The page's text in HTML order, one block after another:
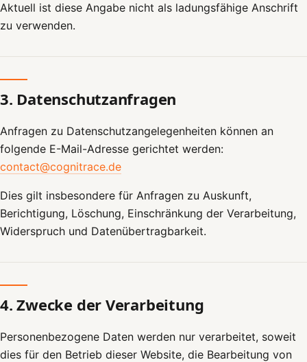
Aktuell ist diese Angabe nicht als ladungsfähige Anschrift
zu verwenden.
3. Datenschutzanfragen
Anfragen zu Datenschutzangelegenheiten können an
folgende E-Mail-Adresse gerichtet werden:
contact@cognitrace.de
Dies gilt insbesondere für Anfragen zu Auskunft,
Berichtigung, Löschung, Einschränkung der Verarbeitung,
Widerspruch und Datenübertragbarkeit.
4. Zwecke der Verarbeitung
Personenbezogene Daten werden nur verarbeitet, soweit
dies für den Betrieb dieser Website, die Bearbeitung von